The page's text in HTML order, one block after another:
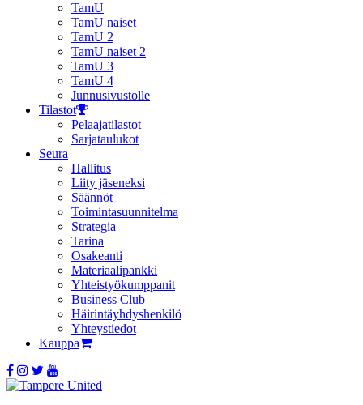
TamU
TamU naiset
TamU 2
TamU naiset 2
TamU 3
TamU 4
Junnusivustolle
Tilastot
Pelaajatilastot
Sarjataulukot
Seura
Hallitus
Liity jäseneksi
Säännöt
Toimintasuunnitelma
Strategia
Tarina
Osakeanti
Materiaalipankki
Yhteistyö­kumppanit
Business Club
Häirintä­yhdyshenkilö
Yhteystiedot
Kauppa